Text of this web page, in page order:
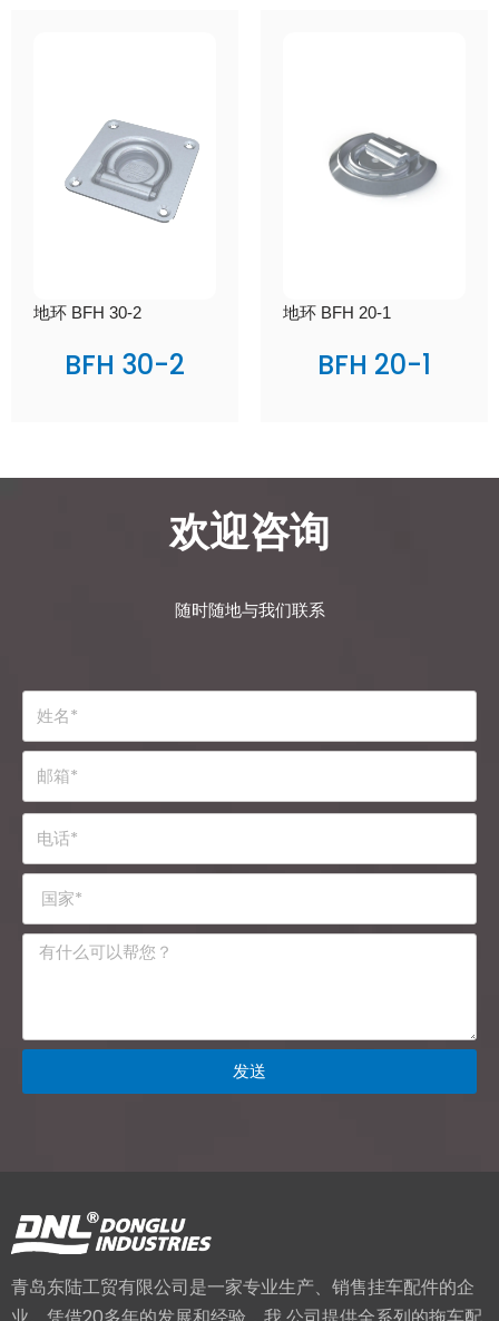
地环 BFH 30-2
BFH 30-2
地环 BFH 20-1
BFH 20-1
欢迎咨询
随时随地与我们联系
发送
青岛东陆工贸有限公司是一家专业生产、销售挂车配件的企